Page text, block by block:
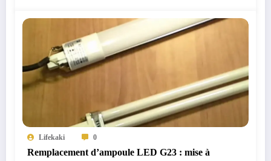
Lifekaki 0
Remplacement d’ampoule LED G23 : mise à